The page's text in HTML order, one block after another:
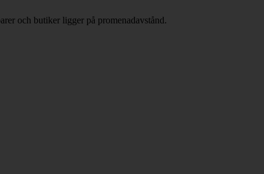
och butiker ligger på promenadavstånd.